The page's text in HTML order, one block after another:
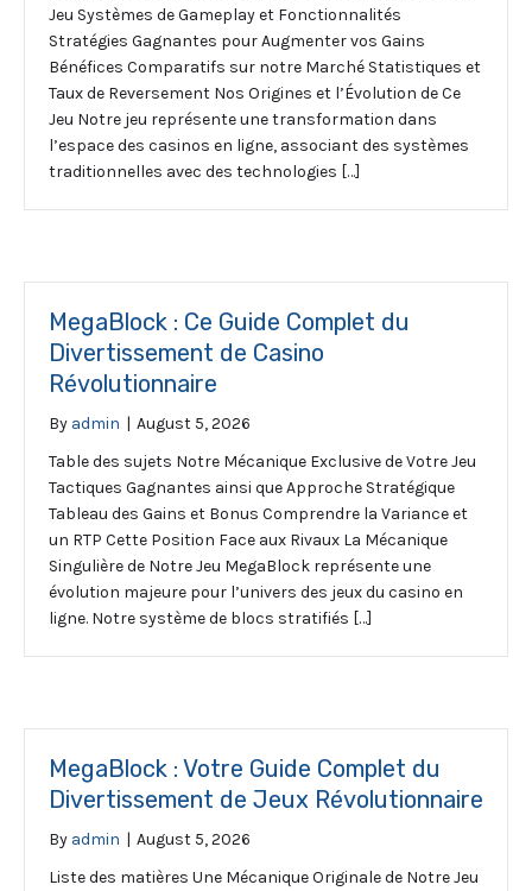
Jeu Systèmes de Gameplay et Fonctionnalités
Stratégies Gagnantes pour Augmenter vos Gains
Bénéfices Comparatifs sur notre Marché Statistiques et
Taux de Reversement Nos Origines et l’Évolution de Ce
Jeu Notre jeu représente une transformation dans
l’espace des casinos en ligne, associant des systèmes
traditionnelles avec des technologies […]
MegaBlock : Ce Guide Complet du
Divertissement de Casino
Révolutionnaire
By admin | August 5, 2026
Table des sujets Notre Mécanique Exclusive de Votre Jeu
Tactiques Gagnantes ainsi que Approche Stratégique
Tableau des Gains et Bonus Comprendre la Variance et
un RTP Cette Position Face aux Rivaux La Mécanique
Singulière de Notre Jeu MegaBlock représente une
évolution majeure pour l’univers des jeux du casino en
ligne. Notre système de blocs stratifiés […]
MegaBlock : Votre Guide Complet du
Divertissement de Jeux Révolutionnaire
By admin | August 5, 2026
Liste des matières Une Mécanique Originale de Notre Jeu